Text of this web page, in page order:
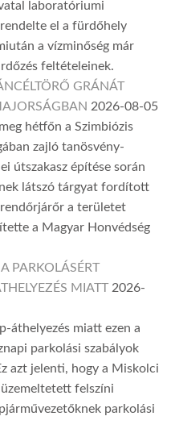
laboratóriumi
el a fürdőhely
a vízminőség már
feltételeinek.
GRÁNÁT
2026-08-05
hétfőn a Szimbiózis
zajló tanösvény-
útszakasz építése során
látszó tárgyat fordított
a területet
a Magyar Honvédség
PARKOLÁSÉRT
MIATT 2026-
áthelyezés miatt ezen a
parkolási szabályok
azt jelenti, hogy a Miskolci
felszíni
parkolási